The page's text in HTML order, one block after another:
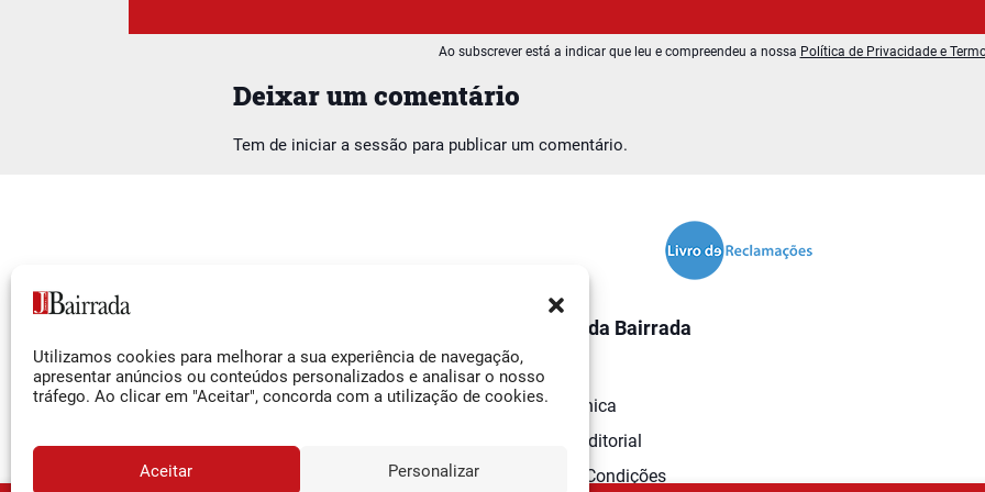
Utilizamos cookies para melhorar a sua experiência de navegação,
apresentar anúncios ou conteúdos personalizados e analisar o nosso
tráfego. Ao clicar em "Aceitar", concorda com a utilização de cookies.
Aceitar Personalizar
Deixar um comentário
Tem de iniciar a sessão para publicar um comentário.
Ao subscrever está a indicar que leu e compreendeu a nossa Política de Privacidade e
Facebook
Instagram
YouTube
O Jornal da Bairrada
Contactos
Ficha Técnica
Estatuto Editorial
Termos e Condições